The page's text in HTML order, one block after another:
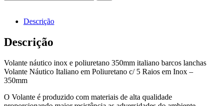
Descrição
Descrição
Volante náutico inox e poliuretano 350mm italiano barcos lanchas
Volante Náutico Italiano em Poliuretano c/ 5 Raios em Inox –
350mm
O Volante é produzido com materiais de alta qualidade